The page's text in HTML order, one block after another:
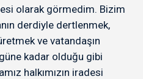
olarak görmedim. Bizim
derdiyle dertlenmek,
ve vatandaşın
kadar olduğu gibi
halkımızın iradesi